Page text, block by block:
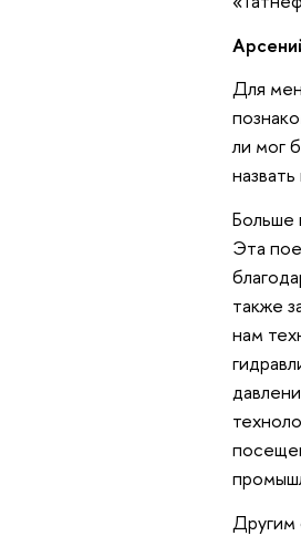
Для
ли мог
Больше
Эта
также
нам
Другим